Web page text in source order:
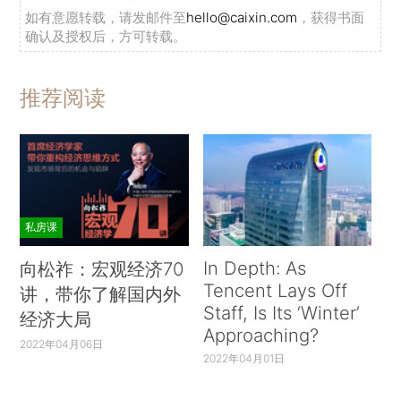
如有意愿转载，请发邮件至hello@caixin.com ，获得书面
确认及授权后，方可转载。
推荐阅读
私房课
向松祚：宏观经济70
讲，带你了解国内外
经济大局
2022年04月06日
In Depth: As
Tencent Lays Off
Staff, Is Its ‘Winter’
Approaching?
2022年04月01日